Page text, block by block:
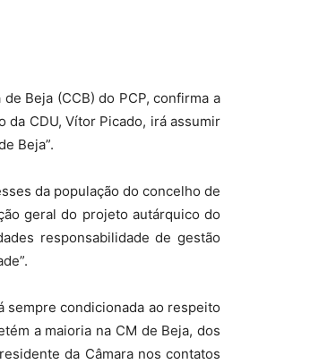
Beja (CCB) do PCP, confirma a
da CDU, Vítor Picado, irá assumir
Beja”.
da população do concelho de
geral do projeto autárquico do
responsabilidade de gestão
sempre condicionada ao respeito
a maioria na CM de Beja, dos
da Câmara nos contatos